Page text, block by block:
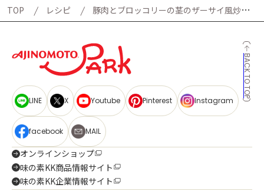
TOP レシピ 豚肉とブロッコリーの茎のザーサイ風炒めの献立
BACK TO TOP
LINE X Youtube Pinterest Instagram
facebook MAIL
オンラインショップ
味の素KK商品情報サイト
味の素KK企業情報サイト